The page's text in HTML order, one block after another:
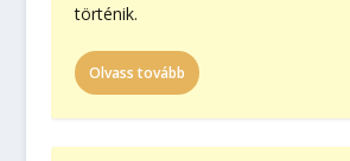
történik.
Olvass tovább